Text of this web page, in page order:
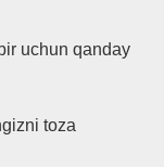
uchun qanday
toza